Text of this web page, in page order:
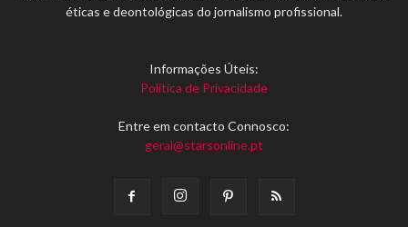
éticas e deontológicas do jornalismo profissional.
Informações Úteis:
Política de Privacidade
Entre em contacto Connosco:
geral@starsonline.pt